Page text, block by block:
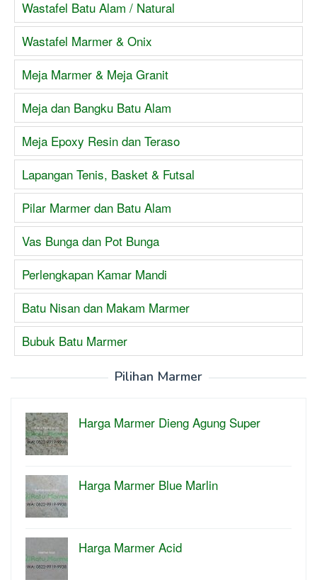
Wastafel Batu Alam / Natural
Wastafel Marmer & Onix
Meja Marmer & Meja Granit
Meja dan Bangku Batu Alam
Meja Epoxy Resin dan Teraso
Lapangan Tenis, Basket & Futsal
Pilar Marmer dan Batu Alam
Vas Bunga dan Pot Bunga
Perlengkapan Kamar Mandi
Batu Nisan dan Makam Marmer
Bubuk Batu Marmer
Pilihan Marmer
Harga Marmer Dieng Agung Super
Harga Marmer Blue Marlin
Harga Marmer Acid